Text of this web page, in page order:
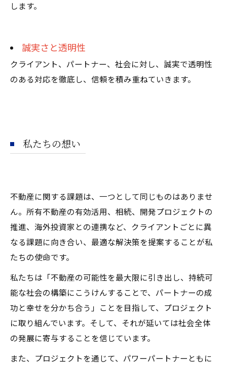
します。
誠実さと透明性
クライアント、パートナー、社会に対し、誠実で透明性
のある対応を徹底し、信頼を積み重ねていきます。
私たちの想い
不動産に関する課題は、一つとして同じものはありませ
ん。所有不動産の有効活用、相続、開発プロジェクトの
推進、海外投資家との連携など、クライアントごとに異
なる課題に向き合い、最適な解決策を提案することが私
たちの使命です。
私たちは「不動産の可能性を最大限に引き出し、持続可
能な社会の構築にこうけんすることで、パートナーの成
功と幸せを分かち合う」ことを目指して、プロジェクト
に取り組んでいます。そして、それが延いては社会全体
の発展に寄与することを信じています。
また、プロジェクトを通じて、パワーパートナーともに